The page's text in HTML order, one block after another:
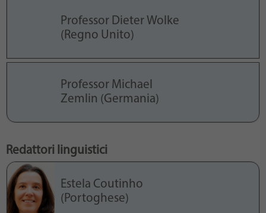
Professor Dieter Wolke
(Regno Unito)
Professor Michael
Zemlin (Germania)
Redattori linguistici
Estela Coutinho
(Portoghese)